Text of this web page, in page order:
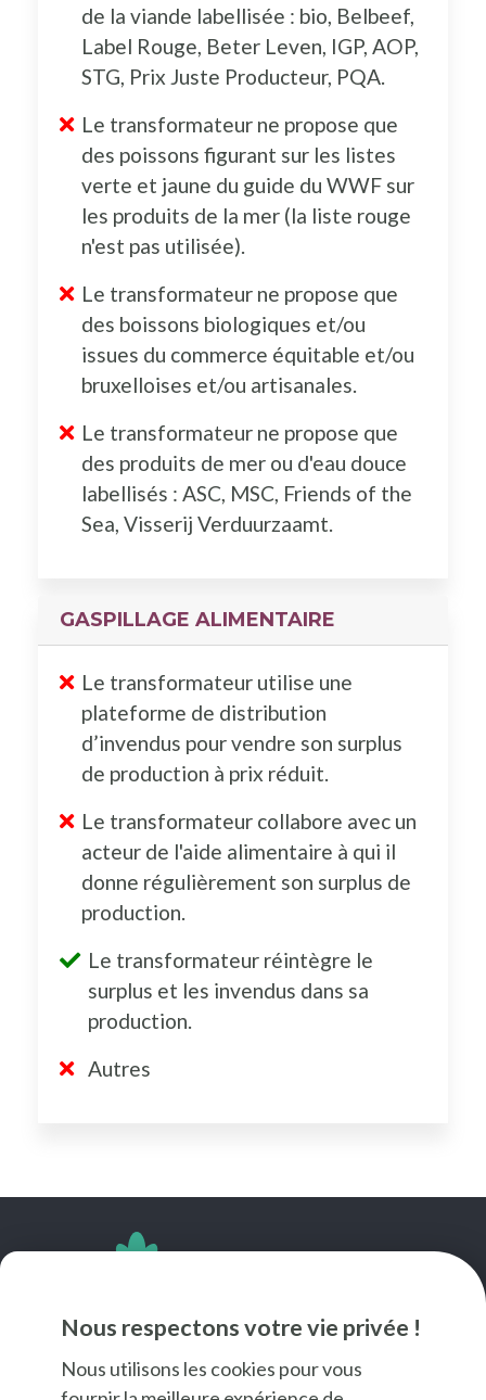
Nous respectons votre vie privée !
Nous utilisons les cookies pour vous
de la viande labellisée : bio, Belbeef,
Label Rouge, Beter Leven, IGP, AOP,
STG, Prix Juste Producteur, PQA.
Le transformateur ne propose que
des poissons figurant sur les listes
verte et jaune du guide du WWF sur
les produits de la mer (la liste rouge
n'est pas utilisée).
Le transformateur ne propose que
des boissons biologiques et/ou
issues du commerce équitable et/ou
bruxelloises et/ou artisanales.
Le transformateur ne propose que
des produits de mer ou d'eau douce
labellisés : ASC, MSC, Friends of the
Sea, Visserij Verduurzaamt.
GASPILLAGE ALIMENTAIRE
Le transformateur utilise une
plateforme de distribution
d’invendus pour vendre son surplus
de production à prix réduit.
Le transformateur collabore avec un
acteur de l'aide alimentaire à qui il
donne régulièrement son surplus de
production.
Le transformateur réintègre le
surplus et les invendus dans sa
production.
Autres